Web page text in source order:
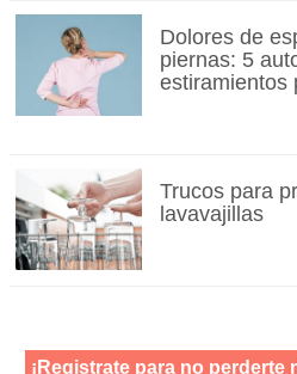
Dolores de
piernas: 5
estiramientos
Trucos para
lavavajillas